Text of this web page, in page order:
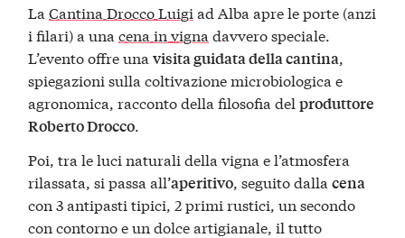
LaCantina Drocco Luigi ad Alba apre le porte (anzi
i filari) a unacena in vigna davvero speciale.
L’evento offre unavisita guidata della cantina,
spiegazioni sulla coltivazione microbiologica e
agronomica, racconto della filosofia delproduttore
Roberto Drocco.
Poi, tra le luci naturali della vigna e l’atmosfera
rilassata, si passa all’aperitivo , seguito dallacena
con 3 antipasti tipici, 2 primi rustici, un secondo
con contorno e un dolce artigianale, il tutto